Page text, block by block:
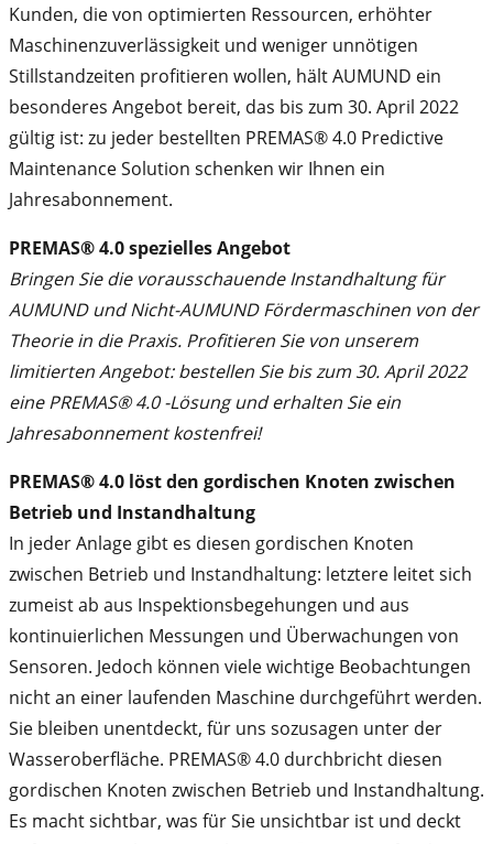
Kunden, die von optimierten Ressourcen, erhöhter
Maschinenzuverlässigkeit und weniger unnötigen
Stillstandzeiten profitieren wollen, hält AUMUND ein
besonderes Angebot bereit, das bis zum 30. April 2022
gültig ist: zu jeder bestellten PREMAS® 4.0 Predictive
Maintenance Solution schenken wir Ihnen ein
Jahresabonnement.
PREMAS® 4.0 spezielles Angebot
Bringen Sie die vorausschauende Instandhaltung für
AUMUND und Nicht-AUMUND Fördermaschinen von der
Theorie in die Praxis. Profitieren Sie von unserem
limitierten Angebot:bestellen Sie bis zum 30. April 2022
eine PREMAS® 4.0 -Lösung und erhalten Sie ein
Jahresabonnement kostenfrei!
PREMAS® 4.0 löst den gordischen Knoten zwischen
Betrieb und Instandhaltung
In jeder Anlage gibt es diesen gordischen Knoten
zwischen Betrieb und Instandhaltung: letztere leitet sich
zumeist ab aus Inspektionsbegehungen und aus
kontinuierlichen Messungen und Überwachungen von
Sensoren. Jedoch können viele wichtige Beobachtungen
nicht an einer laufenden Maschine durchgeführt werden.
Sie bleiben unentdeckt, für uns sozusagen unter der
Wasseroberfläche. PREMAS® 4.0 durchbricht diesen
gordischen Knoten zwischen Betrieb und Instandhaltung.
Es macht sichtbar, was für Sie unsichtbar ist und deckt